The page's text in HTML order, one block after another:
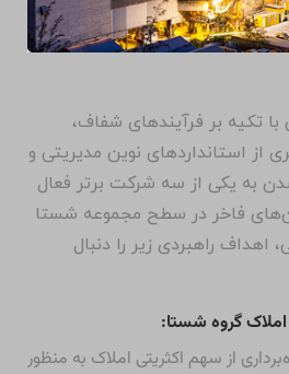
تکیه بر فرآیندهای شفاف،
از استانداردهای نوین مدیریتی و
به یکی از سه شرکت برتر فعال
فاخر در سطح مجموعه شستا
اهداف راهبردی زیر را دنبال
گروه شستا:
از سهم اکثریتی املاک به منظور